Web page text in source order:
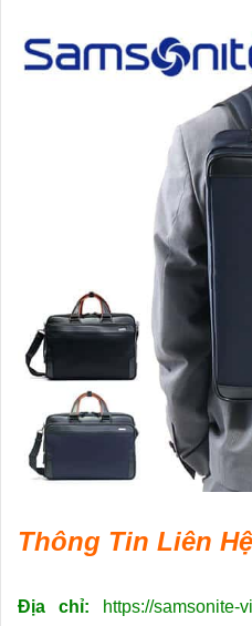
Thông Tin Liên Hệ
Địa chỉ:
https://samsonite-